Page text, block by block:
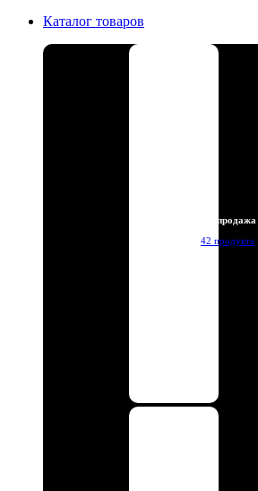
Каталог товаров
Распродажа
42 продукта